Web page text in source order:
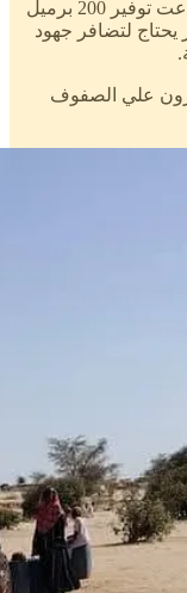
حجم الاحتياج يفوق المقدرات رغم انها استطاعت توفير 200 برميل
يحتاج لتضافر جهود
علي الصفوف